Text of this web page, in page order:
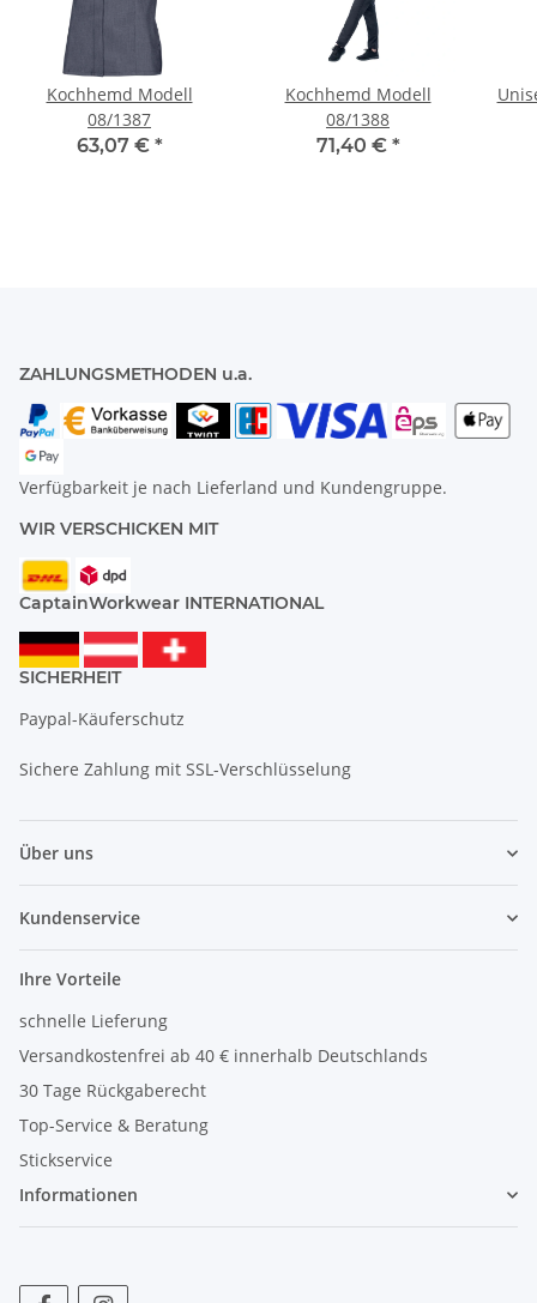
Kochhemd Modell
08/1387
63,07 € *
Kochhemd Modell
08/1388
71,40 € *
ZAHLUNGSMETHODEN u.a.
Verfügbarkeit je nach Lieferland und Kundengruppe.
WIR VERSCHICKEN MIT
CaptainWorkwear INTERNATIONAL
SICHERHEIT
Paypal-Käuferschutz
Sichere Zahlung mit SSL-Verschlüsselung
Über uns
Kundenservice
Ihre Vorteile
schnelle Lieferung
Versandkostenfrei ab 40 € innerhalb Deutschlands
30 Tage Rückgaberecht
Top-Service & Beratung
Stickservice
Informationen